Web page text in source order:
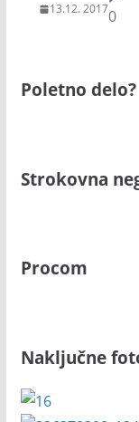
13.12. 20170
Poletno delo?
Strokovna
Procom
Naključne